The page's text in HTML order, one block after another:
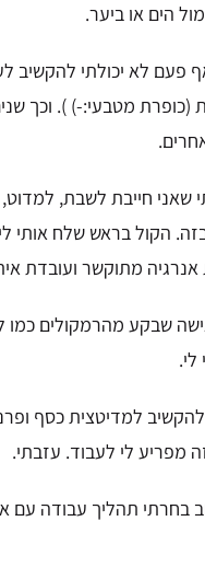
הים או ביער.
פעם לא יכולתי להקשיב
(כופרת מטבעי:-) ). וכך
שאני חייבת לשבת,
הקול בראש שלח אותי
מתוקשר ועובדת
שבקע מהרמקולים כמו
למדיטצית כסף
מפריע לי לעבוד. עזבתי.
בחרתי תהליך עבודה עם